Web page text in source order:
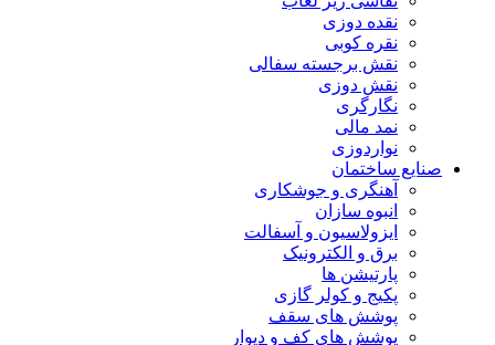
نقده دوزی
نقره کوبی
نقش برجسته سفالی
نقش دوزی
نگارگری
نمد مالی
نواردوزی
صنایع ساختمان
آهنگری و جوشکاری
انبوه سازان
ایزولاسیون و آسفالت
برق و الکترونیک
پارتیشن ها
پکیج و کولر گازی
پوشش های سقف
پوشش های کف و دیوار